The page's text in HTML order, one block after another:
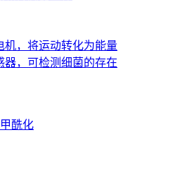
机，将运动转化为能量
，可检测细菌的存在
酰化